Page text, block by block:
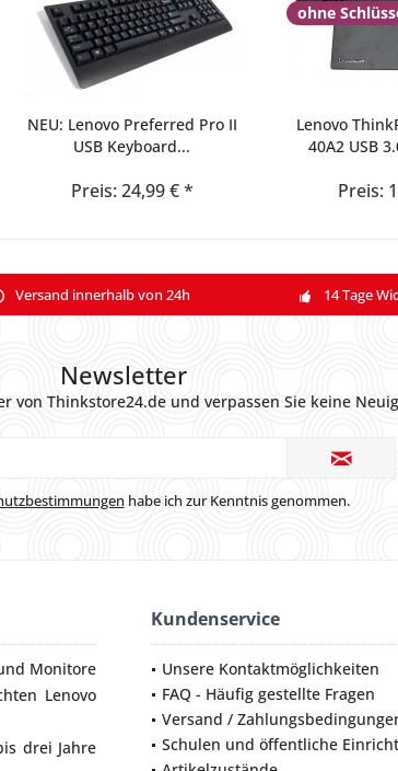
NEU: Lenovo Preferred Pro II
USB Keyboard...
Preis: 24,99 € *
ohne
Lenovo
40A2 USB
Preis:
Versand innerhalb von 24h 14 Tage
Newsletter
von Thinkstore24.de und verpassen Sie keine
habe ich zur Kenntnis genommen.
Monitore
Lenovo
drei Jahre
Kundenservice
Unsere Kontaktmöglichkeiten
FAQ - Häufig gestellte Fragen
Versand /
Schulen und öffentliche